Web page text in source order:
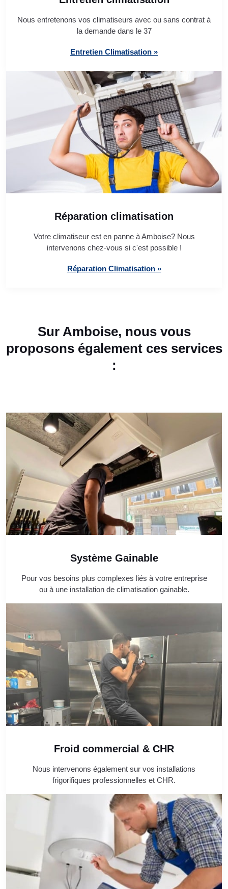
Nous entretenons vos climatiseurs avec ou sans contrat à
la demande dans le 37
Entretien Climatisation »
Réparation climatisation
Votre climatiseur est en panne à Amboise? Nous
intervenons chez-vous si c'est possible !
Réparation Climatisation »
Sur Amboise, nous vous
proposons également ces services
:
Système Gainable
Pour vos besoins plus complexes liés à votre entreprise
ou à une installation de climatisation gainable.
Froid commercial & CHR
Nous intervenons également sur vos installations
frigorifiques professionnelles et CHR.